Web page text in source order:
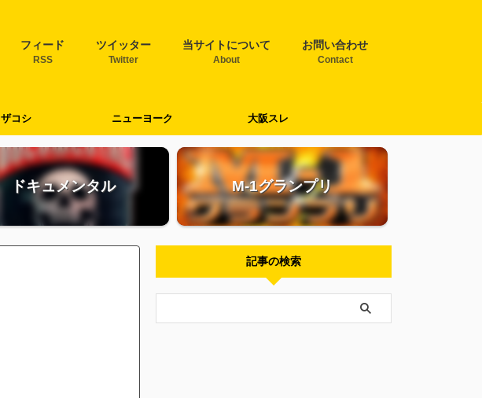
フィード
RSS
ツイッター
Twitter
当サイトについて
About
お問い合わせ
Contact
ザコシ ニューヨーク 大阪スレ
ドキュメンタル M-1グランプリ
記事の検索